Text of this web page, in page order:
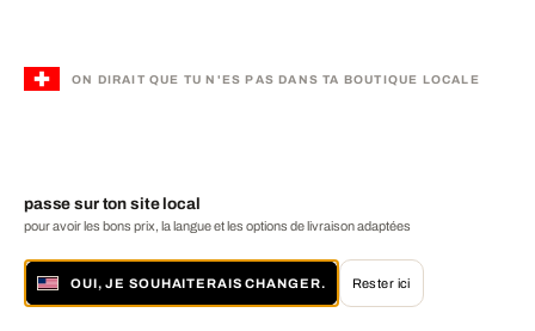
Vous aimerez peut-être
ON DIRAIT QUE TU N'ES PAS DANS TA BOUTIQUE LOCALE
passe sur ton site local
pour avoir les bons prix, la langue et les options de livraison adaptées
OUI, JE SOUHAITERAIS CHANGER. Rester ici